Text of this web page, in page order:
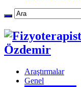
Özdemir
Araştırmalar
Genel